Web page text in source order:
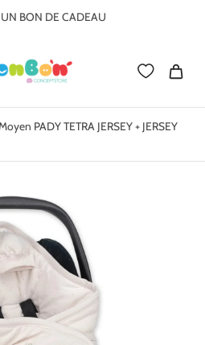
UN BON DE CADEAU
PADY TETRA JERSEY + JERSEY